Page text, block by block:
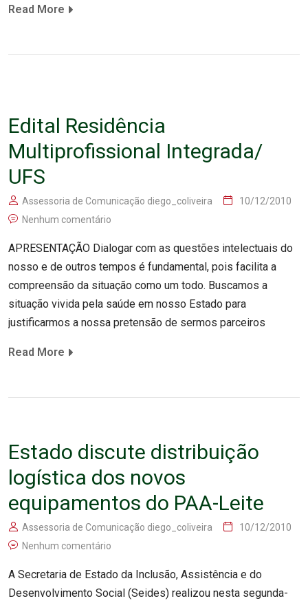
Read More
Edital Residência
Multiprofissional Integrada/
UFS
Assessoria de Comunicação diego_coliveira
10/12/2010
Nenhum comentário
APRESENTAÇÃO Dialogar com as questões intelectuais do
nosso e de outros tempos é fundamental, pois facilita a
compreensão da situação como um todo. Buscamos a
situação vivida pela saúde em nosso Estado para
justificarmos a nossa pretensão de sermos parceiros
Read More
Estado discute distribuição
logística dos novos
equipamentos do PAA-Leite
Assessoria de Comunicação diego_coliveira
10/12/2010
Nenhum comentário
A Secretaria de Estado da Inclusão, Assistência e do
Desenvolvimento Social (Seides) realizou nesta segunda-